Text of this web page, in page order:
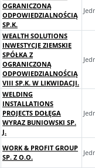
OGRANICZONĄ
ODPOWIEDZIALNOŚCIĄ
SP.K.
WEALTH SOLUTIONS
INWESTYCJE ZIEMSKIE
SPÓŁKA Z
OGRANICZONĄ
ODPOWIEDZIALNOŚCIĄ
VIII SP.K. W LIKWIDACJI.
WELDING
INSTALLATIONS
PROJECTS DOŁĘGA
WYRAZ BUNIOWSKI SP.
J.
WORK & PROFIT GROUP
SP. Z O.O.